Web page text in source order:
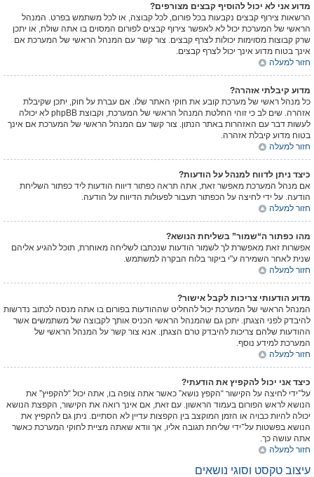
מדוע אני לא יכול להוסיף קבצים מצורפים?
הרשאות צירוף קבצים נקבעות בכל פורום, לכל קבוצה, או לכל משתמש בפרט. המנהל
הראשי של המערכת יכול לא לאפשר צירוף קבצים לפורום המסוים בו אתה שולח, או יתכן
שרק קבוצות מסוימות יכולות לצרף קבצים. צור קשר עם המנהל הראשי של המערכת אם
אינך בטוח מדוע אינך יכול לצרף קבצים.
חזור למעלה
מדוע קיבלתי אזהרה?
כל מנהל ראשי של מערכת קובע את חוקי האתר שלו. אם עברת על חוק, יתכן שקיבלת
אזהרה. שים לב כי זוהי החלטת המנהל הראשי של המערכת, וקבוצת phpBB לא יכולה
לעשות דבר עם האזהרות באתר הנתון. צור קשר עם המנהל הראשי של המערכת אם אינך
בטוח מדוע קיבלת אזהרה.
חזור למעלה
כיצד ניתן לדווח למנהל על הודעות?
אם מנהל המערכת מאפשר זאת, אתה תראה כפתור דיווח הודעות ליד כפתור השליחת
הודעה. על ידי לחיצה על הכפתור תעבור לפעולות הדיווח על הודעה.
חזור למעלה
מהו כפתור ה“שמור” בשליחת הנושא?
אפשרות זאת מאפשרת לך לשמור הודעות שנכתבו לשליחה מאוחרת, תוכל להגיע אליהם
שנית לאחר השמירה ע"י ביקור בלוח הבקרה למשתמש.
חזור למעלה
מדוע הודעותי צריכות לקבל אישור?
המנהל הראשי של המערכת יכול להחליט שההודעות בפורום בו אתה מנסה לכתוב נדרשות
להיבדק לפני הצגתן. יתכן גם שהמנהל הראשי הכניס אותך לקבוצה של משתמשים אשר
ההודעות שלהם צריכות להיבדק טרם הצגתן. אנא צור קשר על המנהל הראשי של
המערכת למידע נוסף.
חזור למעלה
כיצד אני יכול להקפיץ את הודעתי?
על־ידי לחיצה על הקישור “הקפץ נושא” כאשר אתה צופה בו, אתה יכול “להקפיץ” את
הנושא לראש הפורום בעמוד הראשון. עם זאת, אם אינך רואה את הקישור, הקפצת הנושא
יכולה להיות כבויה או הזמן המוקצב בין הקפצות עדיין לא הסתיים. ניתן גם להקפיץ את
הנושא בפשטות על־ידי שליחת תגובה אליו, אך וודא שאתה מציית לחוקי המערכת כאשר
אתה עושה כך.
חזור למעלה
עיצוב טקסט וסוגי נושאים